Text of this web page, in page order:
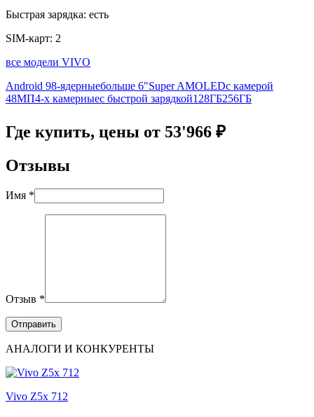
Быстрая зарядка: есть
SIM-карт: 2
все модели VIVO
Android 98-ядерныебольше 6"Super AMOLEDс камерой
48МП4-х камерныес быстрой зарядкой128ГБ256ГБ
Где купить, цены от 53'966 ₽
Отзывы
Имя *
Отзыв *
АНАЛОГИ И КОНКУРЕНТЫ
Vivo Z5x 712